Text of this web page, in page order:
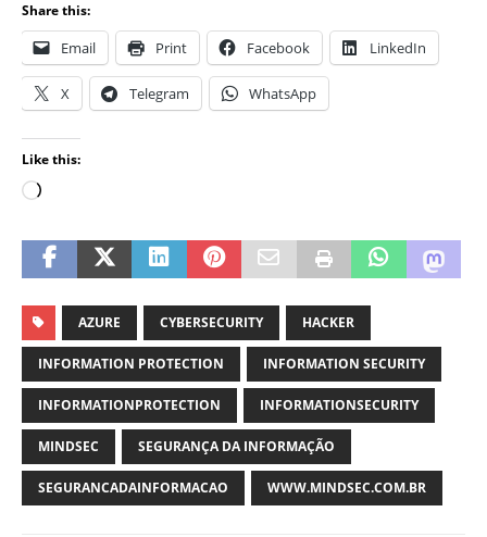
Share this:
Email Print Facebook LinkedIn
X Telegram WhatsApp
Like this:
AZURE CYBERSECURITY HACKER
INFORMATION PROTECTION INFORMATION SECURITY
INFORMATIONPROTECTION INFORMATIONSECURITY
MINDSEC SEGURANÇA DA INFORMAÇÃO
SEGURANCADAINFORMACAO WWW.MINDSEC.COM.BR